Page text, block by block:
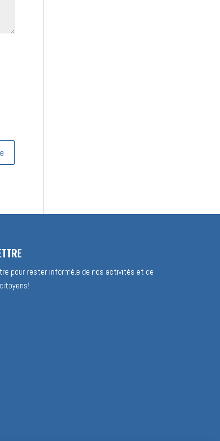
pour rester informé.e de nos activités et de